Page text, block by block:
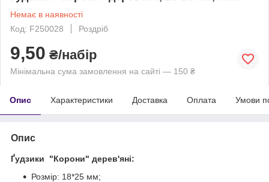
Немає в наявності
Код: F250028
Роздріб
9,50 ₴/набір
Мінімальна сума замовлення на сайті — 150 ₴
Опис Характеристики Доставка Оплата Умови
Опис
Ґудзики "Корони" дерев'яні:
Розмір: 18*25 мм;